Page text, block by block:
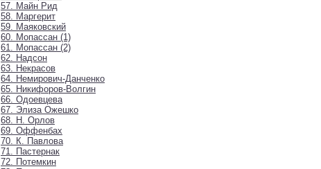
57. Майн Рид
58. Маргерит
59. Маяковский
60. Мопассан (1)
61. Мопассан (2)
62. Надсон
63. Некрасов
64. Немирович-Данченко
65. Никифоров-Волгин
66. Одоевцева
67. Элиза Ожешко
68. Н. Орлов
69. Оффенбах
70. К. Павлова
71. Пастернак
72. Потемкин